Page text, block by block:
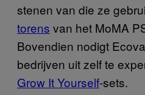
stenen van die ze
torens van het MoMA
Bovendien nodigt
bedrijven uit zelf te
Grow It Yourself-sets.